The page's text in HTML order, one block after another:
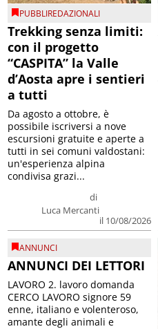
PUBBLIREDAZIONALI
Trekking senza limiti:
con il progetto
“CASPITA” la Valle
d’Aosta apre i sentieri
a tutti
di
Luca Mercanti
il 10/08/2026
Da agosto a ottobre, è
possibile iscriversi a nove
escursioni gratuite e aperte a
tutti in sei comuni valdostani:
un'esperienza alpina
condivisa grazi...
ANNUNCI
ANNUNCI DEI LETTORI
LAVORO 2. lavoro domanda
CERCO LAVORO signore 59
enne, italiano e volenteroso,
amante degli animali e